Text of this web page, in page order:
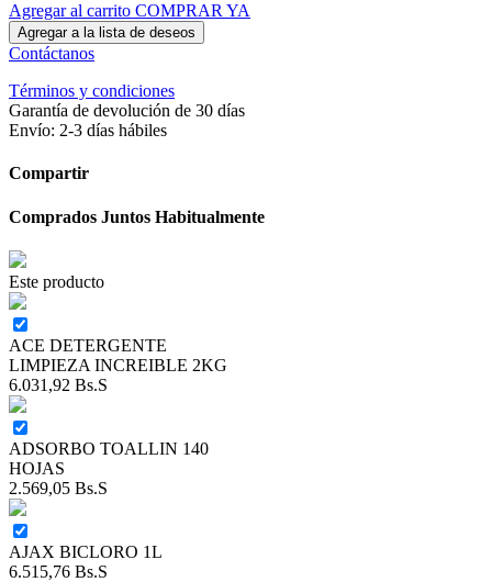
Agregar al carrito COMPRAR YA
Agregar a la lista de deseos
Contáctanos
Términos y condiciones
Garantía de devolución de 30 días
Envío: 2-3 días hábiles
Compartir
Comprados Juntos Habitualmente
Este producto
ACE DETERGENTE
LIMPIEZA INCREIBLE 2KG
6.031,92 Bs.S
ADSORBO TOALLIN 140
HOJAS
2.569,05 Bs.S
AJAX BICLORO 1L
6.515,76 Bs.S